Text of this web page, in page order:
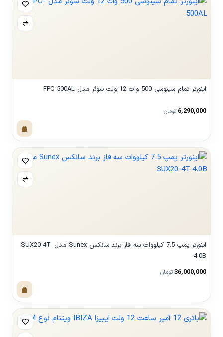
اینورتر تمام سینوسی 500 وات 12 ولت سوئر مدل FPC-500AL
6,290,000 تومان
اینورتر پمپ 7.5 کیلووات سه فاز برند سانکس Sunex مدل SUX20-4T-
4.0B
36,000,000تومان